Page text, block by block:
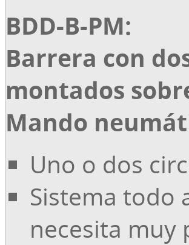
BDD-B-PM:
Barrera con
montados
Mando
Uno o dos
Sistema todo
necesita muy